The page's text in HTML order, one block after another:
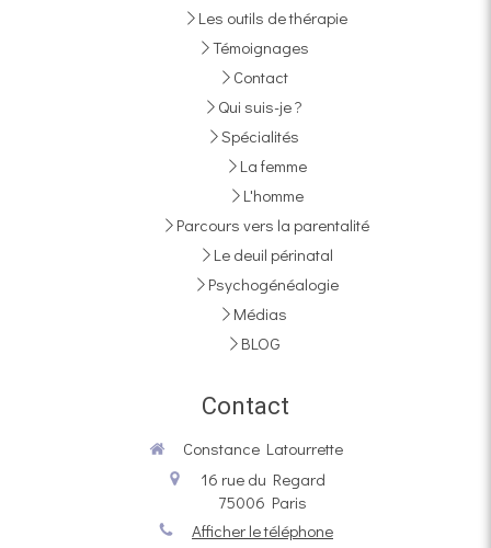
Les outils de thérapie
Témoignages
Contact
Qui suis-je ?
Spécialités
La femme
L'homme
Parcours vers la parentalité
Le deuil périnatal
Psychogénéalogie
Médias
BLOG
Contact
Constance Latourrette
16 rue du Regard
75006 Paris
Afficher le téléphone